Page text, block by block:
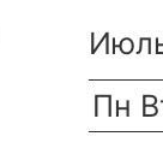
Пн